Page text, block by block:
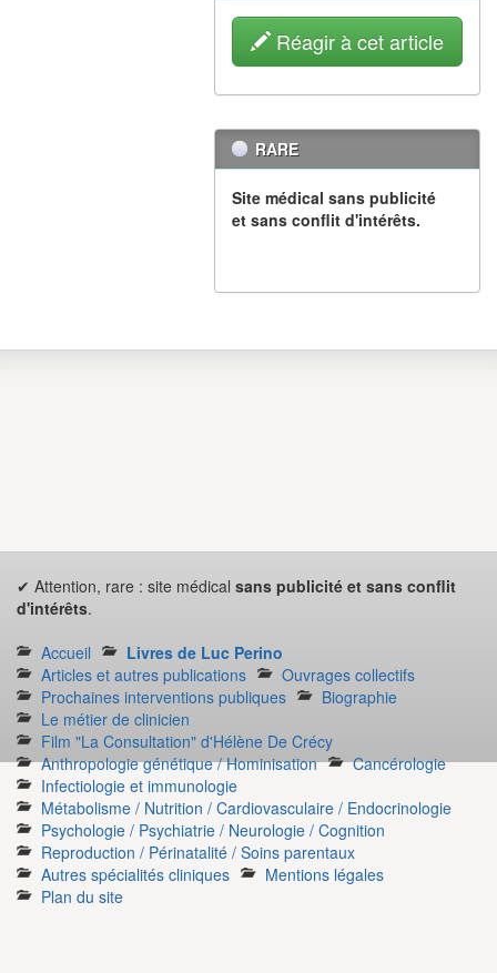
Réagir à cet article
RARE
Site médical sans publicité
et sans conflit d'intérêts.
✔ Attention, rare : site médical sans publicité et sans conflit
d'intérêts.
Accueil
Livres de Luc Perino
Articles et autres publications
Ouvrages collectifs
Prochaines interventions publiques
Biographie
Le métier de clinicien
Film "La Consultation" d'Hélène De Crécy
Anthropologie génétique / Hominisation
Cancérologie
Infectiologie et immunologie
Métabolisme / Nutrition / Cardiovasculaire / Endocrinologie
Psychologie / Psychiatrie / Neurologie / Cognition
Reproduction / Périnatalité / Soins parentaux
Autres spécialités cliniques
Mentions légales
Plan du site